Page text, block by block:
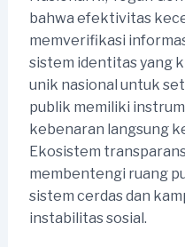
bahwa efektivitas
memverifikasi
sistem identitas yang
unik nasional untuk
publik memiliki
kebenaran langsung
Ekosistem
membentengi ruang
sistem cerdas dan
instabilitas sosial.